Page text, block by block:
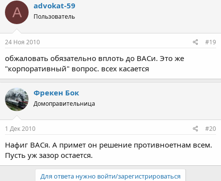
A advokat-59
Пользователь
24 Ноя 2010 #19
обжаловать обязательно вплоть до ВАСи. Это же
"корпоративный" вопрос. всех касается
Фрекен Бок
Домоправительница
1 Дек 2010 #20
Нафиг ВАСя. А примет он решение противноетнам всем.
Пусть уж зазор остается.
Для ответа нужно войти/зарегистрироваться